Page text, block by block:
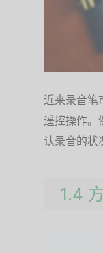
近来录音笔
遥控操作。
认录音的状
1.4